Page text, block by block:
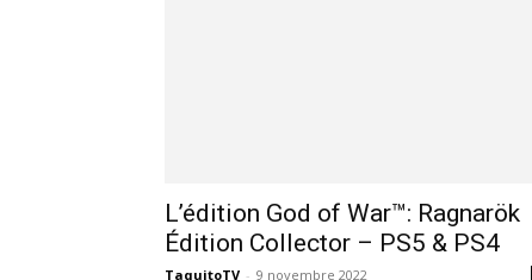
d'actualités
L’édition God of War™: Ragnarök
Édition Collector – PS5 & PS4
TaquitoTV - 9 novembre 2022